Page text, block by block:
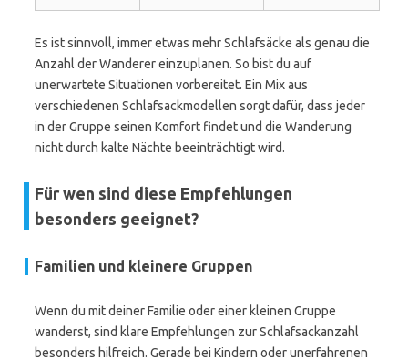
Es ist sinnvoll, immer etwas mehr Schlafsäcke als genau die
Anzahl der Wanderer einzuplanen. So bist du auf
unerwartete Situationen vorbereitet. Ein Mix aus
verschiedenen Schlafsackmodellen sorgt dafür, dass jeder
in der Gruppe seinen Komfort findet und die Wanderung
nicht durch kalte Nächte beeinträchtigt wird.
Für wen sind diese Empfehlungen
besonders geeignet?
Familien und kleinere Gruppen
Wenn du mit deiner Familie oder einer kleinen Gruppe
wanderst, sind klare Empfehlungen zur Schlafsackanzahl
besonders hilfreich. Gerade bei Kindern oder unerfahrenen